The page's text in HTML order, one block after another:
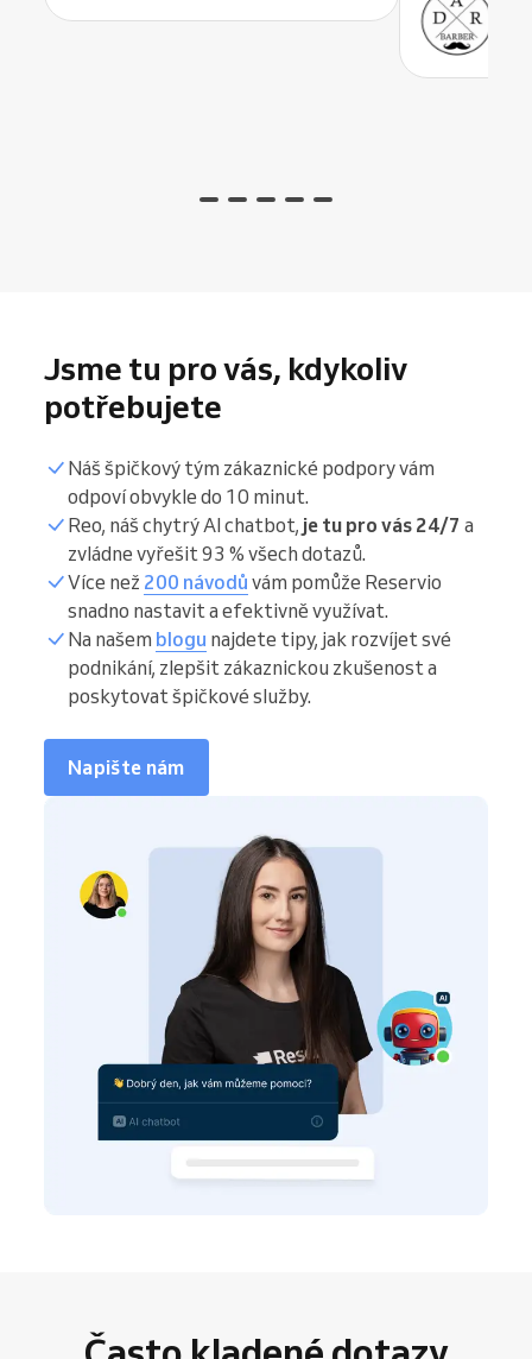
Jsme tu pro vás, kdykoliv
potřebujete
Náš špičkový tým zákaznické podpory vám
odpoví obvykle do 10 minut.
Reo, náš chytrý AI chatbot, je tu pro vás 24/7 a
zvládne vyřešit 93 % všech dotazů.
Více než 200 návodů vám pomůže Reservio
snadno nastavit a efektivně využívat.
Na našem blogu najdete tipy, jak rozvíjet své
podnikání, zlepšit zákaznickou zkušenost a
poskytovat špičkové služby.
Napište nám